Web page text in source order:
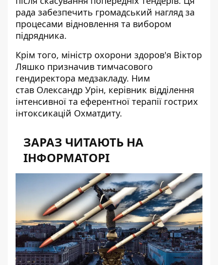
рада забезпечить громадський нагляд за
процесами відновлення та вибором
підрядника.
Крім того, міністр охорони здоров'я Віктор
Ляшко призначив тимчасового
гендиректора медзакладу. Ним
став Олександр Урін, керівник відділення
інтенсивної та еферентної терапії гострих
інтоксикацій Охматдиту.
ЗАРАЗ ЧИТАЮТЬ НА
ІНФОРМАТОРІ